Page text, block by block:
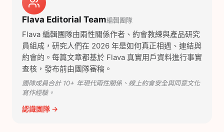
Flava Editorial Team編輯團隊
Flava 編輯團隊由兩性關係作者、約會教練與產品研究
員組成，研究人們在 2026 年是如何真正相遇、連結與
約會的。每篇文章都基於 Flava 真實用戶資料進行事實
查核，發布前由團隊審稿。
團隊成員合計 10+ 年現代兩性關係、線上約會安全與同意文化
寫作經驗。
認識團隊 →